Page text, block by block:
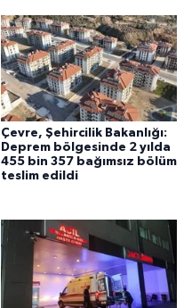
Çevre, Şehircilik Bakanlığı:
Deprem bölgesinde 2 yılda
455 bin 357 bağımsız bölüm
teslim edildi